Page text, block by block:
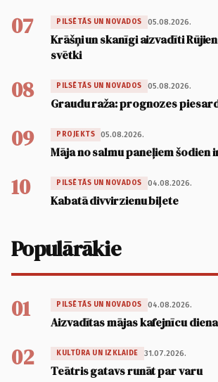
07 PILSĒTĀS UN NOVADOS 05.08.2026.
Krāšņi un skanīgi aizvadīti
svētki
08 PILSĒTĀS UN NOVADOS 05.08.2026.
Graudu raža: prognozes
09 PROJEKTS 05.08.2026.
Māja no salmu paneļiem šodien
10 PILSĒTĀS UN NOVADOS 04.08.2026.
Kabatā divvirzienu biļete
Populārākie
01 PILSĒTĀS UN NOVADOS 04.08.2026.
Aizvadītas mājas kafejnīcu
02 KULTŪRA UN IZKLAIDE 31.07.2026.
Teātris gatavs runāt par varu